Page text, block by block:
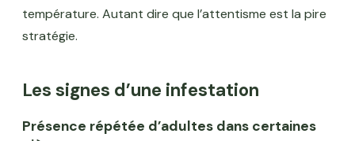
température. Autant dire que l’attentisme est la pire
stratégie.
Les signes d’une infestation
Présence répétée d’adultes dans certaines